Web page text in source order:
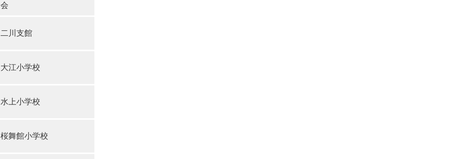
会
二川支館
大江小学校
水上小学校
桜舞館小学校